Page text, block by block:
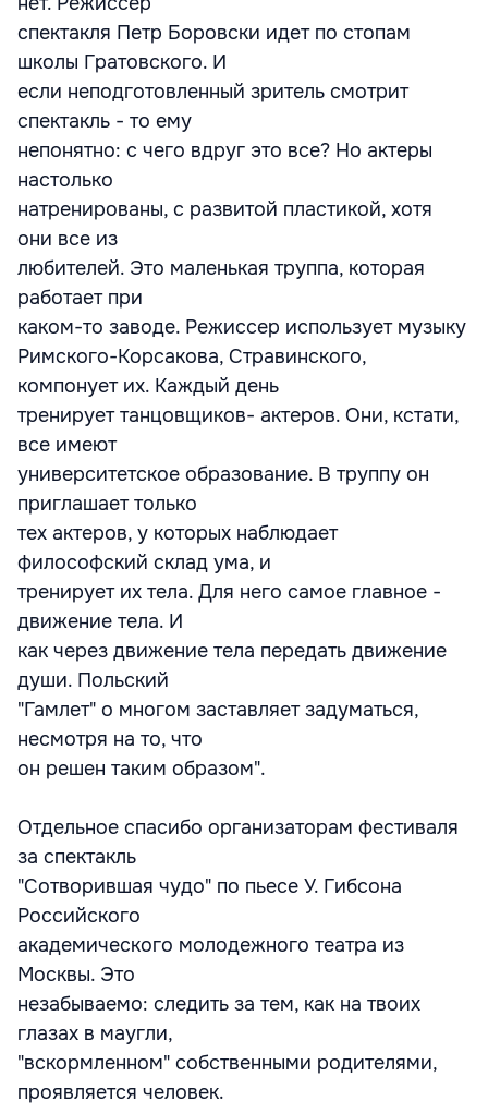
спектакля Петр Боровски идет по стопам
школы Гратовского. И
если неподготовленный зритель смотрит
спектакль - то ему
непонятно: с чего вдруг это все? Но актеры
настолько
натренированы, с развитой пластикой, хотя
они все из
любителей. Это маленькая труппа, которая
работает при
каком-то заводе. Режиссер использует музыку
Римского-Корсакова, Стравинского,
компонует их. Каждый день
тренирует танцовщиков- актеров. Они, кстати,
все имеют
университетское образование. В труппу он
приглашает только
тех актеров, у которых наблюдает
философский склад ума, и
тренирует их тела. Для него самое главное -
движение тела. И
как через движение тела передать движение
души. Польский
"Гамлет" о многом заставляет задуматься,
несмотря на то, что
он решен таким образом".
Отдельное спасибо организаторам фестиваля
за спектакль
"Сотворившая чудо" по пьесе У. Гибсона
Российского
академического молодежного театра из
Москвы. Это
незабываемо: следить за тем, как на твоих
глазах в маугли,
"вскормленном" собственными родителями,
проявляется человек.